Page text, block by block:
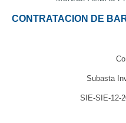
CONTRATACION DE
Subasta
SIE-SIE-12-